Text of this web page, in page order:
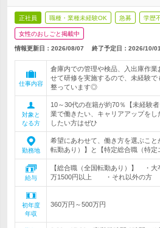
正社員 職種・業種未経験OK 急募 学歴
女性のおしごと掲載中
情報更新日：2026/08/07 終了予定日： 2026/10/01
仕事内容
倉庫内での管理や検品、入出庫作
せて研修を実施するので、未経験
整っています◎
対象と
なる方
10～30代の在籍が約70％【未経験
業で働きたい、キャリアアップを
したい方はぜひ
勤務地
希望にあわせて、働き方を選ぶこ
転勤あり）】と【特定総合職（特定
給与
【総合職（全国転勤あり）】 ・
万1500円以上 ・それ以外の方
初年度
年収
360万円～500万円